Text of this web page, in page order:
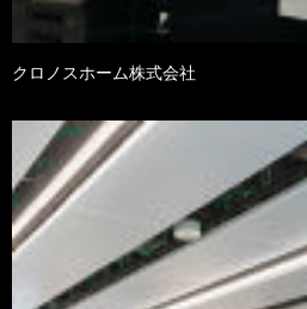
クロノスホーム株式会社